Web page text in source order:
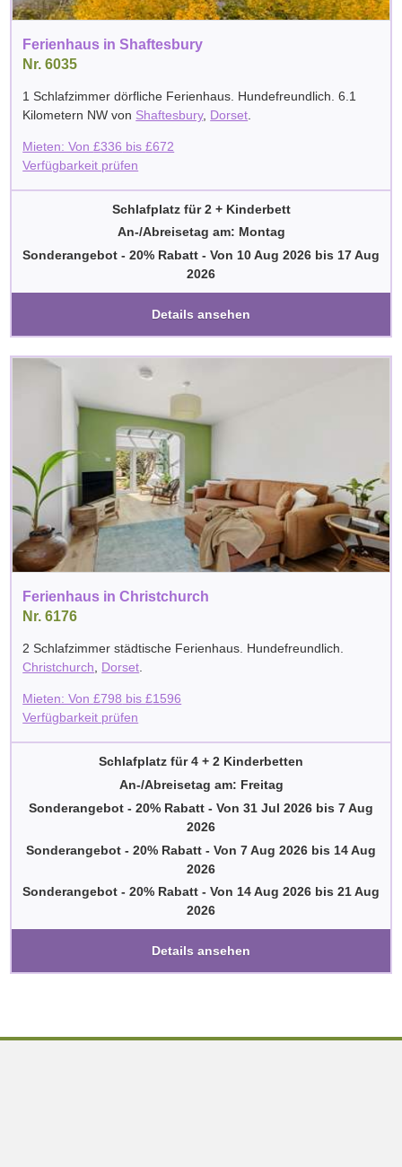
Ferienhaus in Shaftesbury
Nr. 6035
1 Schlafzimmer dörfliche Ferienhaus. Hundefreundlich. 6.1
Kilometern NW von Shaftesbury, Dorset
Mieten: Von£336 bis£672
Verfügbarkeit prüfen
Schlafplatz für 2 + Kinderbett
An-/Abreisetag am: Montag
Sonderangebot - 20% Rabatt - Von 10 Aug 2026 bis 17 Aug
2026
Details ansehen
Ferienhaus in Christchurch
Nr. 6176
2 Schlafzimmer städtische Ferienhaus. Hundefreundlich.
Christchurch
Dorset
Mieten: Von£798 bis£1596
Verfügbarkeit prüfen
Schlafplatz für 4 + 2 Kinderbetten
An-/Abreisetag am: Freitag
Sonderangebot - 20% Rabatt - Von 31 Jul 2026 bis 7 Aug
2026
Sonderangebot - 20% Rabatt - Von 7 Aug 2026 bis 14 Aug
2026
Sonderangebot - 20% Rabatt - Von 14 Aug 2026 bis 21 Aug
2026
Details ansehen